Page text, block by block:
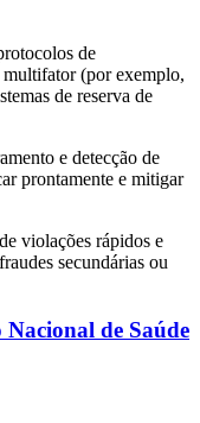
de
multifator (por exemplo,
de reserva de
e detecção de
prontamente e mitigar
violações rápidos e
secundárias ou
de Saúde